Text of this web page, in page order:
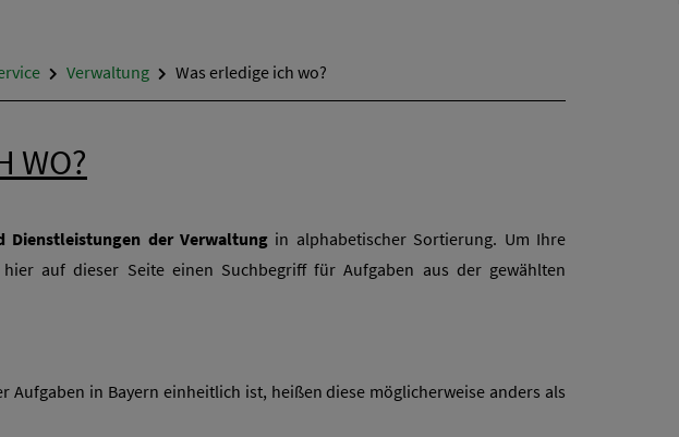
Verwaltung Was erledige ich wo?
WO?
Dienstleistungen der Verwaltung in alphabetischer Sortierung. Um Ihre
auf dieser Seite einen Suchbegriff für Aufgaben aus der gewählten
Aufgaben in Bayern einheitlich ist, heißen diese möglicherweise anders als